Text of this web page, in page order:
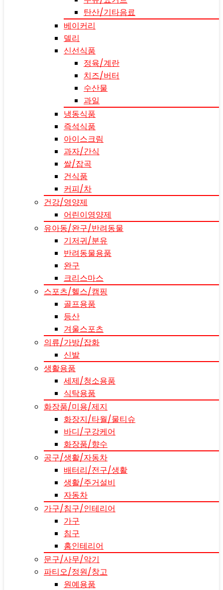
탄산/기타음료
베이커리
델리
신선식품
정육/계란
치즈/버터
수산물
과일
냉동식품
즉석식품
아이스크림
과자/간식
쌀/잡곡
건식품
커피/차
건강/영양제
어린이영양제
유아동/완구/반려동물
기저귀/분유
반려동물용품
완구
크리스마스
스포츠/헬스/캠핑
골프용품
등산
겨울스포츠
의류/가방/잡화
신발
생활용품
세제/청소용품
식탁용품
화장품/미용/제지
화장지/타월/물티슈
바디/구강케어
화장품/향수
공구/생활/자동차
배터리/전구/생활
생활/주거설비
자동차
가구/침구/인테리어
가구
침구
홈인테리어
문구/사무/악기
파티오/정원/창고
원예용품